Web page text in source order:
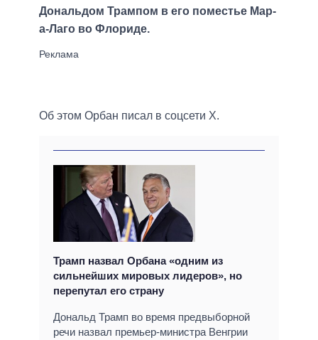
Дональдом Трампом в его поместье Мар-
а-Лаго во Флориде.
Об этом Орбан писал в соцсети X.
Трамп назвал Орбана «одним из
сильнейших мировых лидеров», но
перепутал его страну
Дональд Трамп во время предвыборной
речи назвал премьер-министра Венгрии